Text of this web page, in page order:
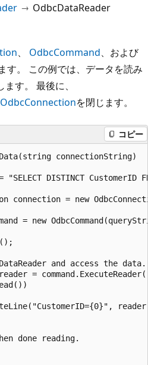
OdbcDataReader
、 OdbcCommand、および
す。 この例では、データを読み
す。 最後に、
OdbcConnectionを閉じます。
コピー
connectionString)
"SELECT DISTINCT CustomerID
connection = new
= new
and access the data.
=
done reading.